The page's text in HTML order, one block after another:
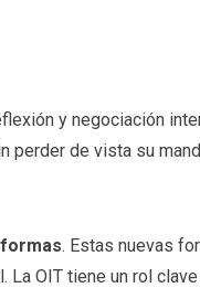
y negociación
perder de vista su
. Estas nuevas
OIT tiene un rol